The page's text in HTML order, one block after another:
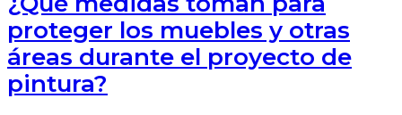
proteger los muebles y otras
áreas durante el proyecto de
pintura?